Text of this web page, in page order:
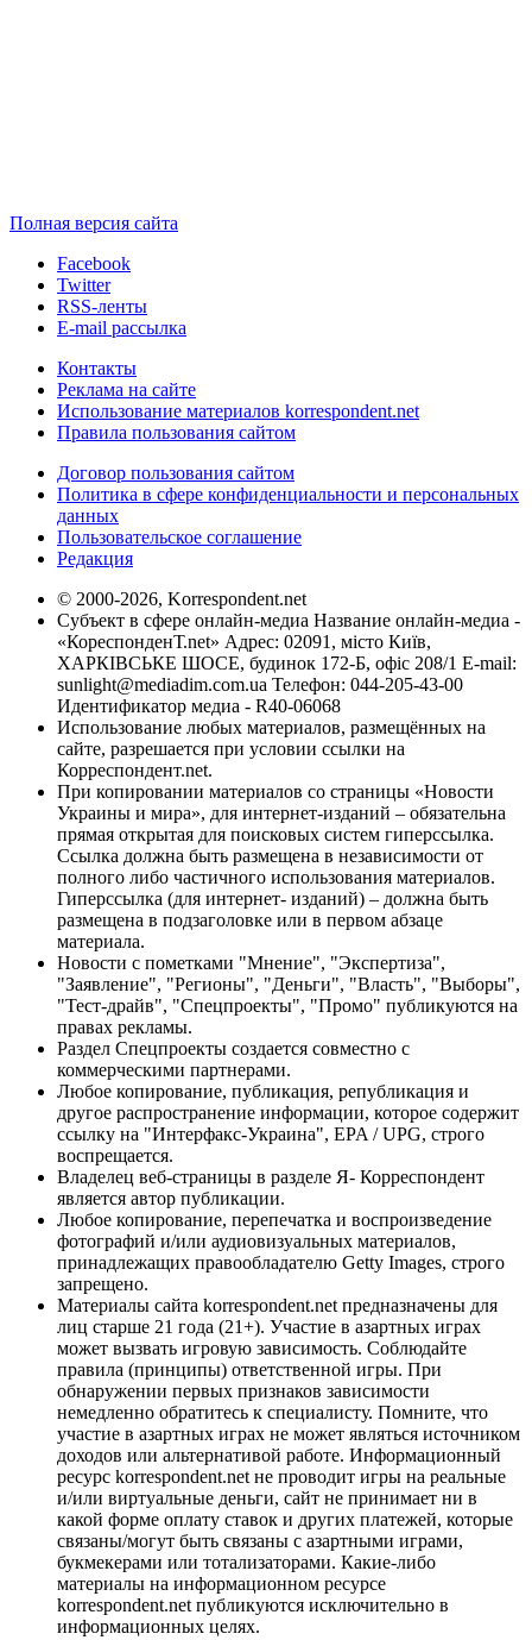
Полная версия сайта
Facebook
Twitter
RSS-ленты
E-mail рассылка
Контакты
Реклама на сайте
Использование материалов korrespondent.net
Правила пользования сайтом
Договор пользования сайтом
Политика в сфере конфиденциальности и персональных
данных
Пользовательское соглашение
Редакция
© 2000-2026, Korrespondent.net
Субъект в сфере онлайн-медиа Название онлайн-медиа -
«КореспонденТ.net» Адрес: 02091, місто Київ,
ХАРКІВСЬКЕ ШОСЕ, будинок 172-Б, офіс 208/1 E-mail:
sunlight@mediadim.com.ua Телефон: 044-205-43-00
Идентификатор медиа - R40-06068
Использование любых материалов, размещённых на
сайте, разрешается при условии ссылки на
Корреспондент.net.
При копировании материалов со страницы «Новости
Украины и мира», для интернет-изданий – обязательна
прямая открытая для поисковых систем гиперссылка.
Ссылка должна быть размещена в независимости от
полного либо частичного использования материалов.
Гиперссылка (для интернет- изданий) – должна быть
размещена в подзаголовке или в первом абзаце
материала.
Новости с пометками "Мнение", "Экспертиза",
"Заявление", "Регионы", "Деньги", "Власть", "Выборы",
"Тест-драйв", "Спецпроекты", "Промо" публикуются на
правах рекламы.
Раздел Спецпроекты создается совместно с
коммерческими партнерами.
Любое копирование, публикация, републикация и
другое распространение информации, которое содержит
ссылку на "Интерфакс-Украина", EPA / UPG, строго
воспрещается.
Владелец веб-страницы в разделе Я- Корреспондент
является автор публикации.
Любое копирование, перепечатка и воспроизведение
фотографий и/или аудиовизуальных материалов,
принадлежащих правообладателю Getty Images, строго
запрещено.
Материалы сайта korrespondent.net предназначены для
лиц старше 21 года (21+). Участие в азартных играх
может вызвать игровую зависимость. Соблюдайте
правила (принципы) ответственной игры. При
обнаружении первых признаков зависимости
немедленно обратитесь к специалисту. Помните, что
участие в азартных играх не может являться источником
доходов или альтернативой работе. Информационный
ресурс korrespondent.net не проводит игры на реальные
и/или виртуальные деньги, сайт не принимает ни в
какой форме оплату ставок и других платежей, которые
связаны/могут быть связаны с азартными играми,
букмекерами или тотализаторами. Какие-либо
материалы на информационном ресурсе
korrespondent.net публикуются исключительно в
информационных целях.